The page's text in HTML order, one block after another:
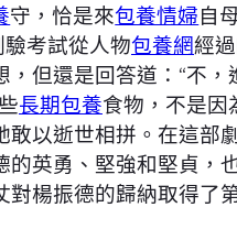
守，恰是來包養情婦自
考試從人物包養網經
但還是回答道：“不，
長期包養食物，不是因
以逝世相拼。在這部
英勇、堅強和堅貞，
楊振德的歸納取得了